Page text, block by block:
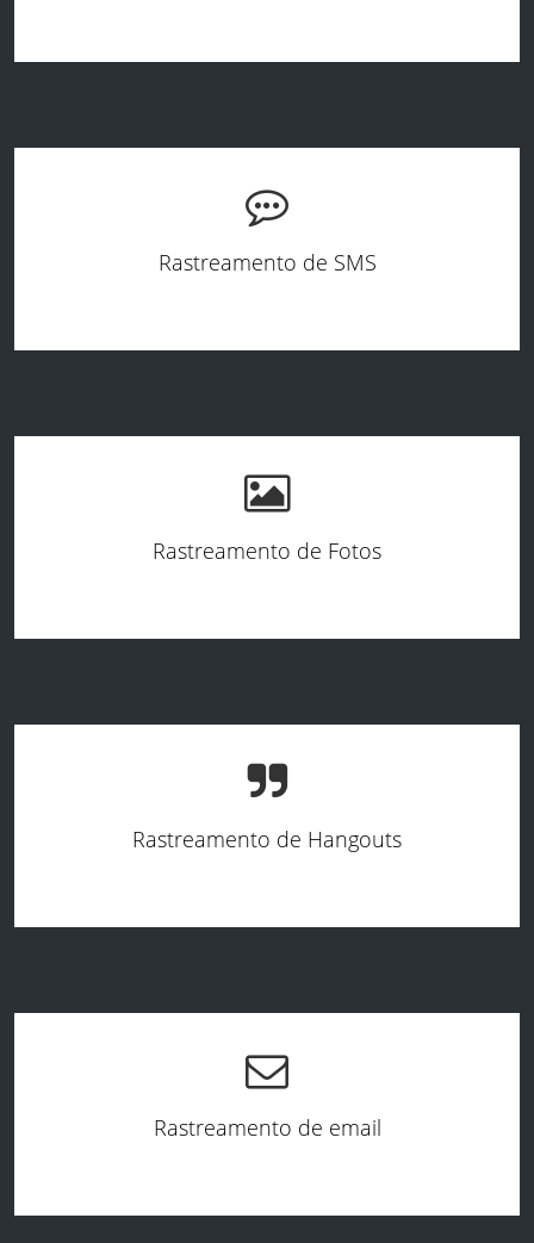
Rastreamento de SMS
Rastreamento de Fotos
Rastreamento de Hangouts
Rastreamento de email